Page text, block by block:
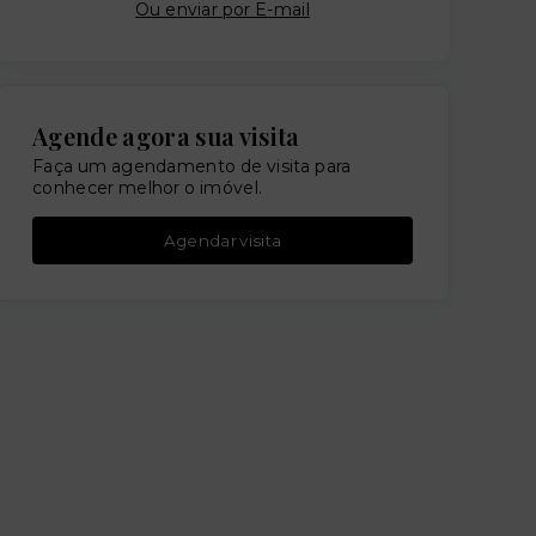
Ou enviar por E-mail
Agende agora sua visita
Faça um agendamento de visita para
conhecer melhor o imóvel.
Agendar visita